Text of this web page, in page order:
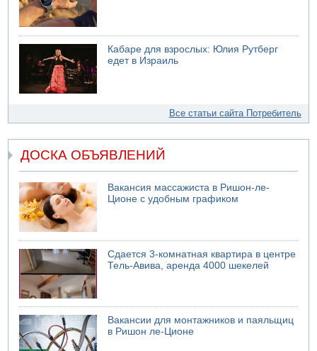
Кабаре для взрослых: Юлия Рутберг
едет в Израиль
Все статьи сайта Потребитель
ДОСКА ОБЪЯВЛЕНИЙ
Вакансия массажиста в Ришон-ле-
Ционе с удобным графиком
Сдается 3-комнатная квартира в центре
Тель-Авива, аренда 4000 шекелей
Вакансии для монтажников и паяльщиц
в Ришон ле-Ционе